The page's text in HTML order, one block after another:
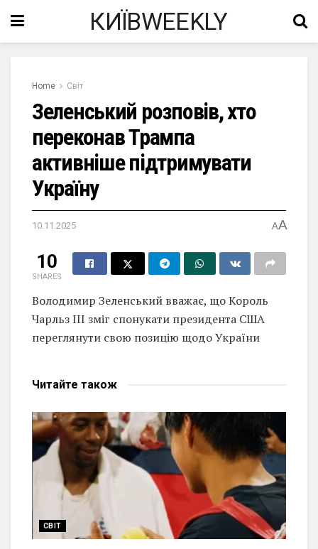
КИЇВWEEKLY
Home Світ
Зеленський розповів, хто
переконав Трампа
активніше підтримувати
Україну
10.11.2025 AA
10
SHARES
Володимир Зеленський вважає, що Король
Чарльз III зміг спонукати президента США
переглянути свою позицію щодо України
Читайте також
СВІТ